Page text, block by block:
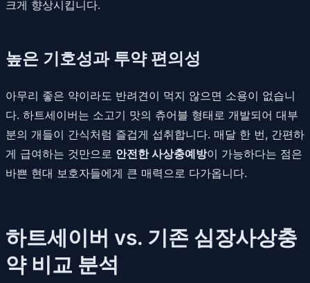
크게 향상시킵니다.
높은 기호성과 투약 편의성
아무리 좋은 약이라도 반려견이 먹지 않으면 소용이 없습니
다. 하트세이버는 소고기 맛의 츄어블 형태로 개발되어 대부
분의 개들이 간식처럼 즐겁게 섭취합니다. 매달 한 번, 간편하
게 급여하는 것만으로 안전한 사상충예방이 가능하다는 점은
바쁜 현대 보호자들에게 큰 매력으로 다가옵니다.
하트세이버 vs. 기존 심장사상충
약 비교 분석